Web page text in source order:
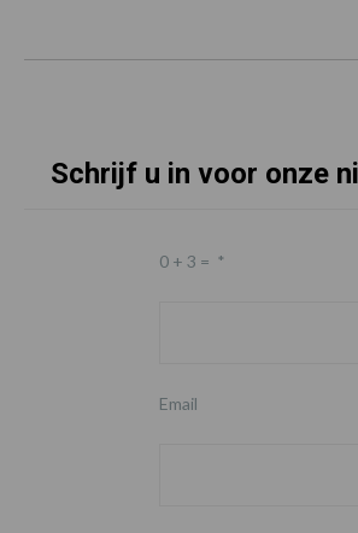
Schrijf u in voor onze
0 + 3 = *
Email